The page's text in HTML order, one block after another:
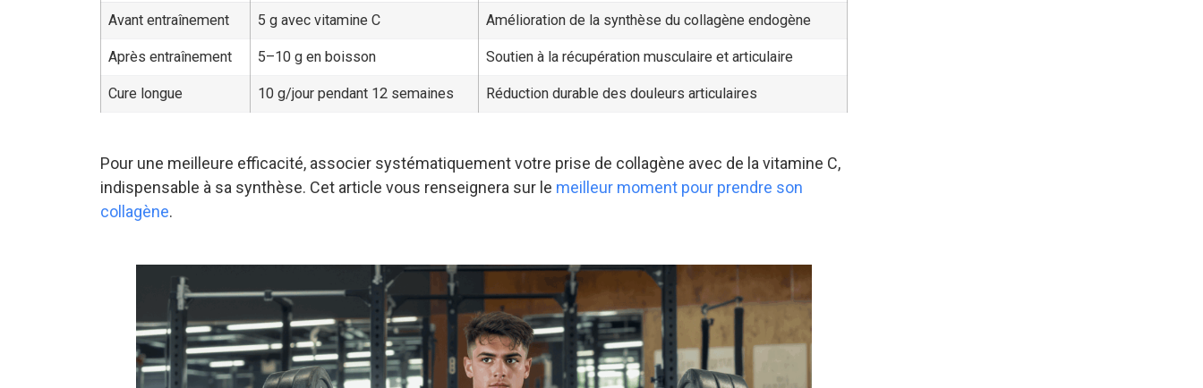
Avant entraînement 5 g avec vitamine C Amélioration de la synthèse du collagène endogène
Après entraînement 5–10 g en boisson Soutien à la récupération musculaire et articulaire
Cure longue 10 g/jour pendant 12 semaines Réduction durable des douleurs articulaires
Pour une meilleure efficacité, associer systématiquement votre prise de collagène avec de la vitamine C,
indispensable à sa synthèse. Cet article vous renseignera sur le meilleur moment pour prendre son
collagène.